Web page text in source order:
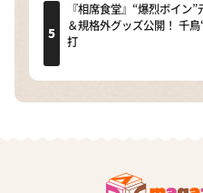
『相席食堂』“爆烈ボイン
＆規格外グッズ公開！ 千
打